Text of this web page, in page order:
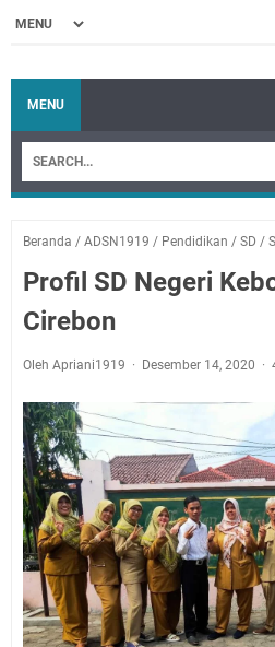
MENU
Beranda / ADSN1919 / Pendidikan / SD /
Profil SD Negeri
Cirebon
Oleh Apriani1919 Desember 14, 2020